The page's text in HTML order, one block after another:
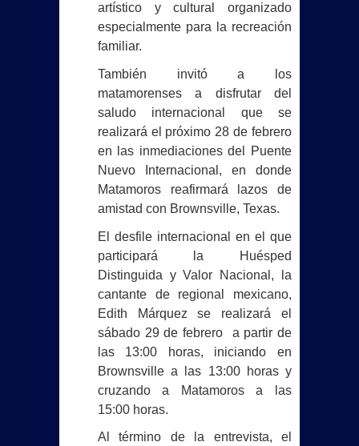
artístico y cultural organizado
especialmente para la recreación
familiar.
También invitó a los
matamorenses a disfrutar del
saludo internacional que se
realizará el próximo 28 de febrero
en las inmediaciones del Puente
Nuevo Internacional, en donde
Matamoros reafirmará lazos de
amistad con Brownsville, Texas.
El desfile internacional en el que
participará la Huésped
Distinguida y Valor Nacional, la
cantante de regional mexicano,
Edith Márquez se realizará el
sábado 29 de febrero
a partir de
las 13:00 horas, iniciando en
Brownsville a las 13:00 horas y
cruzando a Matamoros a las
15:00 horas.
Al término de la entrevista, el